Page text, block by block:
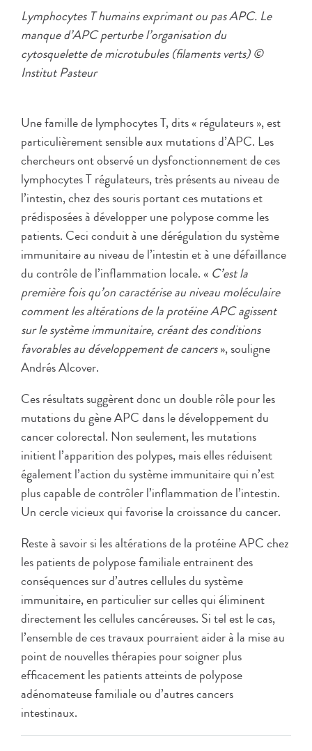
Lymphocytes T humains exprimant ou pas APC. Le
manque d’APC perturbe l’organisation du
cytosquelette de microtubules (filaments verts) ©
Institut Pasteur
Une famille de lymphocytes T, dits « régulateurs », est
particulièrement sensible aux mutations d’APC. Les
chercheurs ont observé un dysfonctionnement de ces
lymphocytes T régulateurs, très présents au niveau de
l’intestin, chez des souris portant ces mutations et
prédisposées à développer une polypose comme les
patients. Ceci conduit à une dérégulation du système
immunitaire au niveau de l’intestin et à une défaillance
du contrôle de l’inflammation locale. « C’est la
première fois qu’on caractérise au niveau moléculaire
comment les altérations de la protéine APC agissent
sur le système immunitaire, créant des conditions
favorables au développement de cancers», souligne
Andrés Alcover.
Ces résultats suggèrent donc un double rôle pour les
mutations du gène APC dans le développement du
cancer colorectal. Non seulement, les mutations
initient l’apparition des polypes, mais elles réduisent
également l’action du système immunitaire qui n’est
plus capable de contrôler l’inflammation de l’intestin.
Un cercle vicieux qui favorise la croissance du cancer.
Reste à savoir si les altérations de la protéine APC chez
les patients de polypose familiale entrainent des
conséquences sur d’autres cellules du système
immunitaire, en particulier sur celles qui éliminent
directement les cellules cancéreuses. Si tel est le cas,
l’ensemble de ces travaux pourraient aider à la mise au
point de nouvelles thérapies pour soigner plus
efficacement les patients atteints de polypose
adénomateuse familiale ou d’autres cancers
intestinaux.